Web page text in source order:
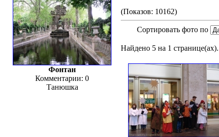
Фонтан
Комментарии: 0
Танюшка
(Показов: 10162)
Сортировать фото по
Найдено 5 на 1